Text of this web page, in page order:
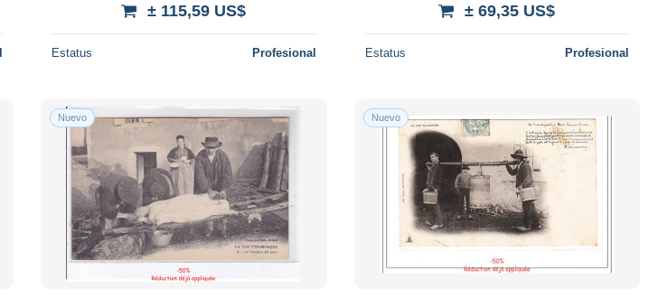
± 115,59 US$
Estatus Profesional
± 69,35 US$
Estatus Profesional
Nuevo Nuevo